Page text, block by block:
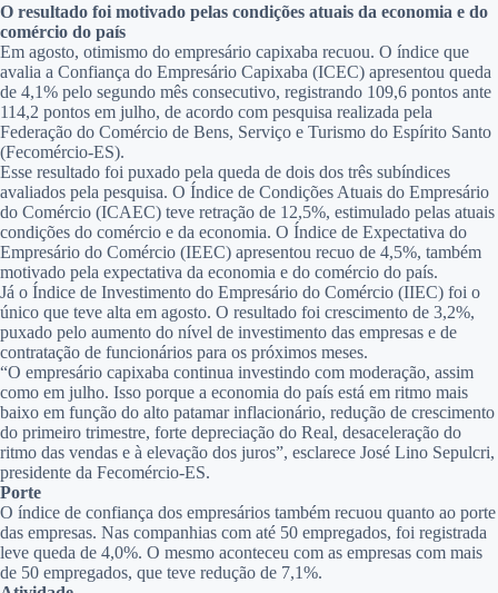
O resultado foi motivado pelas condições atuais da economia e do
comércio do país
Em agosto, otimismo do empresário capixaba recuou. O índice que
avalia a Confiança do Empresário Capixaba (ICEC) apresentou queda
de 4,1% pelo segundo mês consecutivo, registrando 109,6 pontos ante
114,2 pontos em julho, de acordo com pesquisa realizada pela
Federação do Comércio de Bens, Serviço e Turismo do Espírito Santo
(Fecomércio-ES).
Esse resultado foi puxado pela queda de dois dos três subíndices
avaliados pela pesquisa. O Índice de Condições Atuais do Empresário
do Comércio (ICAEC) teve retração de 12,5%, estimulado pelas atuais
condições do comércio e da economia. O Índice de Expectativa do
Empresário do Comércio (IEEC) apresentou recuo de 4,5%, também
motivado pela expectativa da economia e do comércio do país.
Já o Índice de Investimento do Empresário do Comércio (IIEC) foi o
único que teve alta em agosto. O resultado foi crescimento de 3,2%,
puxado pelo aumento do nível de investimento das empresas e de
contratação de funcionários para os próximos meses.
“O empresário capixaba continua investindo com moderação, assim
como em julho. Isso porque a economia do país está em ritmo mais
baixo em função do alto patamar inflacionário, redução de crescimento
do primeiro trimestre, forte depreciação do Real, desaceleração do
ritmo das vendas e à elevação dos juros”, esclarece José Lino Sepulcri,
presidente da Fecomércio-ES.
Porte
O índice de confiança dos empresários também recuou quanto ao porte
das empresas. Nas companhias com até 50 empregados, foi registrada
leve queda de 4,0%. O mesmo aconteceu com as empresas com mais
de 50 empregados, que teve redução de 7,1%.